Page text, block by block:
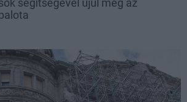
segítségével újul meg az